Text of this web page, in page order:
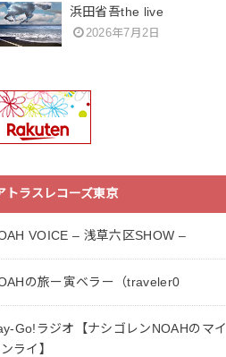
浜田省吾the live
2026年7月2日
トラスレコーズ東京
VOICE – 浅草六区SHOW –
の旅ー寅ベラー（traveler0
Go!ラジオ【ナシゴレンNOAHのマイ
ライ】